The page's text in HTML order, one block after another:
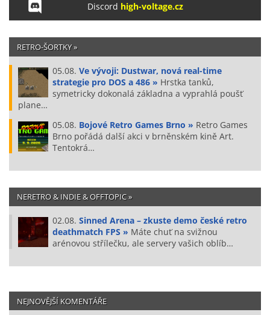
Discord high-voltage.cz
RETRO-ŠORTKY »
05.08. Ve vývoji: Dustwar, nová real-time
strategie pro DOS a 486 » Hrstka tanků,
symetricky dokonalá základna a vyprahlá poušť
plane…
05.08. Bojové Retro Games Brno » Retro Games
Brno pořádá další akci v brněnském kině Art.
Tentokrá…
NERETRO & INDIE & OFFTOPIC »
02.08. Sinned Arena – zkuste demo české retro
deathmatch FPS » Máte chuť na svižnou
arénovou střílečku, ale servery vašich oblíb…
NEJNOVĚJŠÍ KOMENTÁŘE